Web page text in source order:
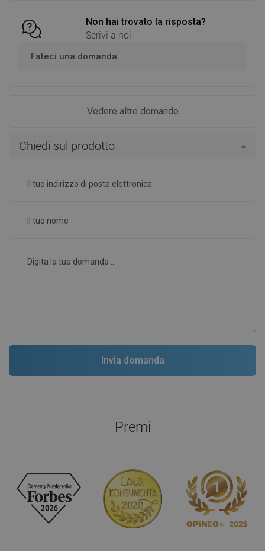
Non hai trovato la risposta?
Scrivi a noi
Fateci una domanda
Vedere altre domande
Chiedi sul prodotto
Premi